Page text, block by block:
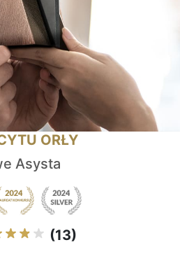
ORŁY
Asysta
(13)